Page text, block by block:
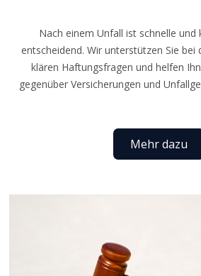
Nach einem Unfall ist schnelle
entscheidend. Wir unterstützen Sie bei
klären Haftungsfragen und helfen
gegenüber Versicherungen und
Mehr dazu